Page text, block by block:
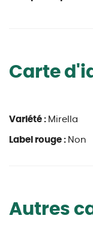
Carte
Variété : Mirella
Label rouge : Non
Autres